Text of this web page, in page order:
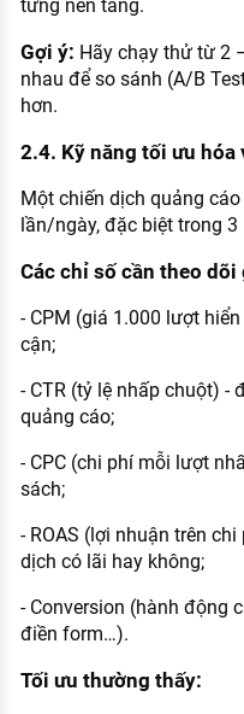
từng nền tảng.
Gợi ý: Hãy chạy thử từ 2
nhau để so sánh (A/B
hơn.
2.4. Kỹ năng tối ưu
Một chiến dịch quảng
lần/ngày, đặc biệt trong 3
Các chỉ số cần theo dõi
- CPM (giá 1.000 lượt
cận;
- CTR (tỷ lệ nhấp chuột) -
quảng cáo;
- CPC (chi phí mỗi lượt
sách;
- ROAS (lợi nhuận trên
dịch có lãi hay không;
- Conversion (hành động
điền form…).
Tối ưu thường thấy: